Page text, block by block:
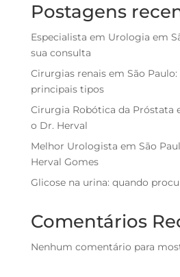
Postagens
Especialista em Urologia em
sua consulta
Cirurgias renais em São
principais tipos
Cirurgia Robótica da Próstata
o Dr. Herval
Melhor Urologista em São
Herval Gomes
Glicose na urina: quando
Comentários
Nenhum comentário para